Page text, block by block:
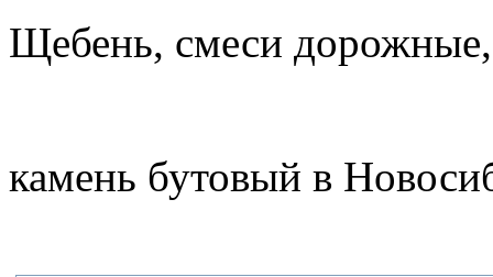
Щебень, смеси дорожные,
камень бутовый в